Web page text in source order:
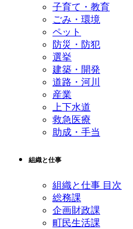
子育て・教育
ごみ・環境
ペット
防災・防犯
選挙
建築・開発
道路・河川
産業
上下水道
救急医療
助成・手当
組織と仕事
組織と仕事 目次
総務課
企画財政課
町民生活課